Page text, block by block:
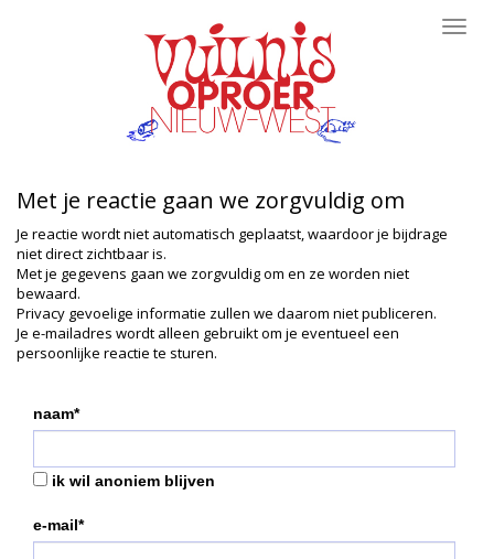
Met je reactie gaan we zorgvuldig om
Je reactie wordt niet automatisch geplaatst, waardoor je bijdrage
niet direct zichtbaar is.
Met je gegevens gaan we zorgvuldig om en ze worden niet
bewaard.
Privacy gevoelige informatie zullen we daarom niet publiceren.
Je e-mailadres wordt alleen gebruikt om je eventueel een
persoonlijke reactie te sturen.
naam*
ik wil anoniem blijven
e-mail*